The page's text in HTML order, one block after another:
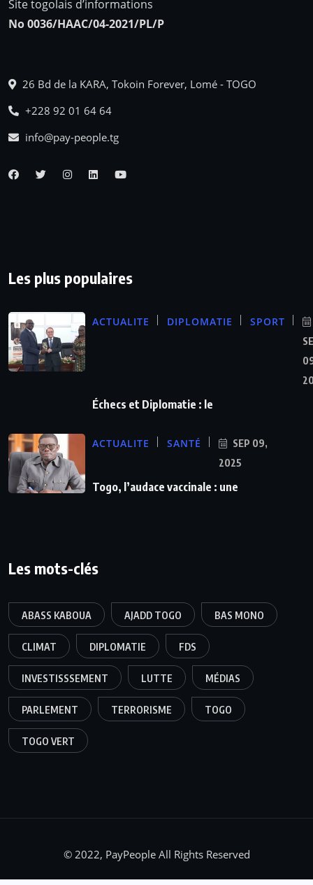
Site togolais d’informations
No 0036/HAAC/04-2021/PL/P
26 Bd de la KARA, Tokoin Forever, Lomé - TOGO
+228 92 01 64 64
info@pay-people.tg
Les plus populaires
ACTUALITE DIPLOMATIE SPORT
Échecs et Diplomatie : le
ACTUALITE SANTÉ
SEP 09,
2025
Togo, l’audace vaccinale : une
Les mots-clés
ABASS KABOUA AJADD TOGO BAS MONO
CLIMAT DIPLOMATIE FDS
INVESTISSSEMENT LUTTE MÉDIAS
PARLEMENT TERRORISME TOGO
TOGO VERT
© 2022, PayPeople All Rights Reserved